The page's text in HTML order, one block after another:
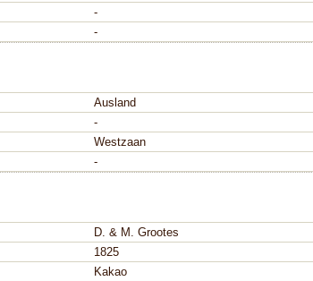
-
-
Ausland
-
Westzaan
-
D. & M. Grootes
1825
Kakao